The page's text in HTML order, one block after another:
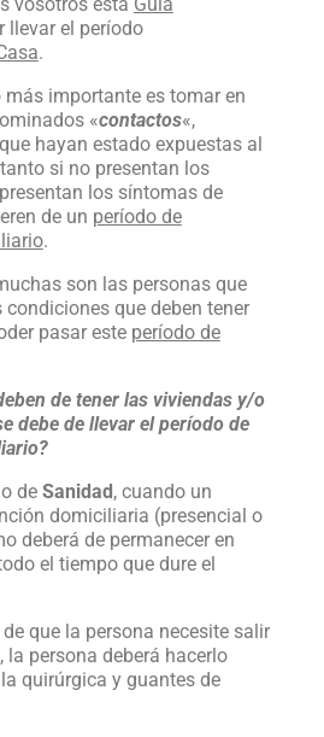
llevar el período
.
más importante es tomar en
«contactos«,
hayan estado expuestas al
si no presentan los
los síntomas de
de un período de
.
son las personas que
que deben tener
pasar este período de
de tener las viviendas y/o
debe de llevar el período de
de Sanidad, cuando un
domiciliaria (presencial o
deberá de permanecer en
el tiempo que dure el
que la persona necesite salir
la persona deberá hacerlo
quirúrgica y guantes de